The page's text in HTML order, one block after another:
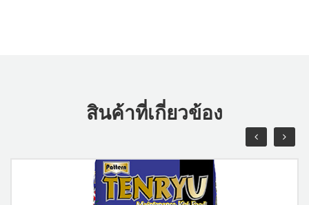
สินค้าที่เกี่ยวข้อง